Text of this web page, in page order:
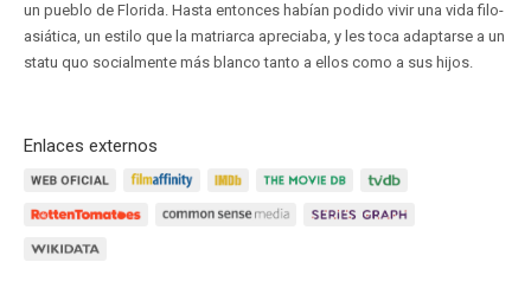
un pueblo de Florida. Hasta entonces habían podido vivir una vida filo-
asiática, un estilo que la matriarca apreciaba, y les toca adaptarse a un
statu quo socialmente más blanco tanto a ellos como a sus hijos.
Enlaces externos